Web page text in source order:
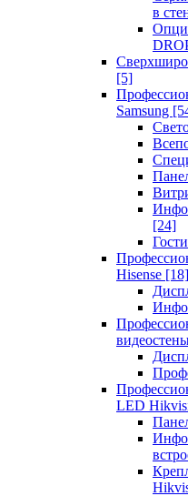
в
[5]
Samsung
[24]
Hisense [18]
LED